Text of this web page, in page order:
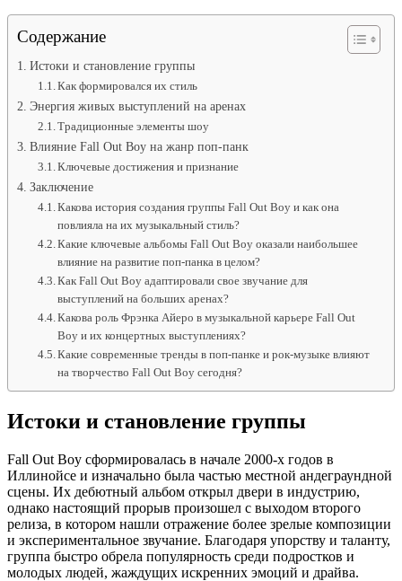
Содержание
Истоки и становление группы
Как формировался их стиль
Энергия живых выступлений на аренах
Традиционные элементы шоу
Влияние Fall Out Boy на жанр поп-панк
Ключевые достижения и признание
Заключение
Какова история создания группы Fall Out Boy и как она
повлияла на их музыкальный стиль?
Какие ключевые альбомы Fall Out Boy оказали наибольшее
влияние на развитие поп-панка в целом?
Как Fall Out Boy адаптировали свое звучание для
выступлений на больших аренах?
Какова роль Фрэнка Айеро в музыкальной карьере Fall Out
Boy и их концертных выступлениях?
Какие современные тренды в поп-панке и рок-музыке влияют
на творчество Fall Out Boy сегодня?
Истоки и становление группы
Fall Out Boy сформировалась в начале 2000-х годов в
Иллинойсе и изначально была частью местной андеграундной
сцены. Их дебютный альбом открыл двери в индустрию,
однако настоящий прорыв произошел с выходом второго
релиза, в котором нашли отражение более зрелые композиции
и экспериментальное звучание. Благодаря упорству и таланту,
группа быстро обрела популярность среди подростков и
молодых людей, жаждущих искренних эмоций и драйва.